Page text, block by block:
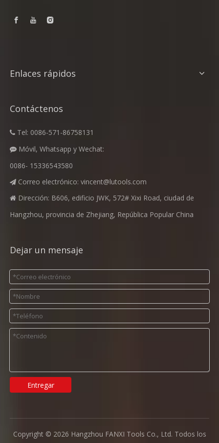
Enlaces rápidos
Contáctenos
 Tel: 0086-571-86758131
 Móvil, Whatsapp y Wechat:
0086- 15336543580
 Correo electrónico: vincent@lutools.com
 Dirección: B606, edificio JWK, 572# Xixi Road, ciudad de
Hangzhou, provincia de Zhejiang, República Popular China
Dejar un mensaje
Entregar
Copyright © 2026 Hangzhou FANXI Tools Co., Ltd. Todos los